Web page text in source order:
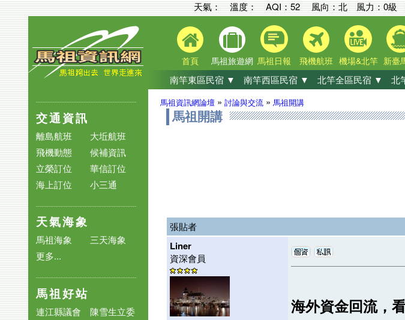
天氣： 溫度：AQI：52 風向：北 風力：0
首頁 馬祖旅遊網 馬祖日報 飛機航班 機場&北竿 新臺
南竿東區民宿 ▼ 南竿西區民宿 ▼ 北竿全區民宿 ▼ 北
交通資訊
離島航班
大坵航班
飛機動態
候補資訊
立榮訂位
華信訂位
海上訂位
小三通
天氣海象
馬祖海象
三天海象
更多...
馬祖好站
連江縣議會
陳雪生立委
馬祖資訊網論壇 » 討論與交流 » 馬祖開講
馬祖開講
張貼者
Liner
資深會員
海外資金回流，